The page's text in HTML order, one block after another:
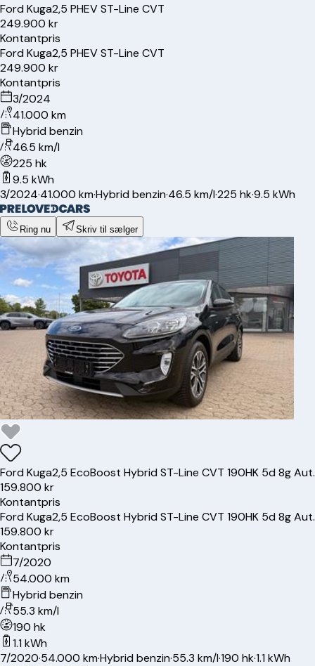
FordKuga2,5 PHEV ST-Line CVT
249.900 kr
Kontantpris
FordKuga2,5 PHEV ST-Line CVT
249.900 kr
Kontantpris
3/2024
41.000 km
Hybrid benzin
46.5 km/l
225 hk
9.5 kWh
3/2024·41.000 km·Hybrid benzin·46.5 km/l·225 hk·9.5 kWh
Ring nu Skriv til sælger
FordKuga2,5 EcoBoost Hybrid ST-Line CVT 190HK 5d 8g Aut.
159.800 kr
Kontantpris
FordKuga2,5 EcoBoost Hybrid ST-Line CVT 190HK 5d 8g Aut.
159.800 kr
Kontantpris
7/2020
54.000 km
Hybrid benzin
55.3 km/l
190 hk
1.1 kWh
7/2020·54.000 km·Hybrid benzin·55.3 km/l·190 hk·1.1 kWh